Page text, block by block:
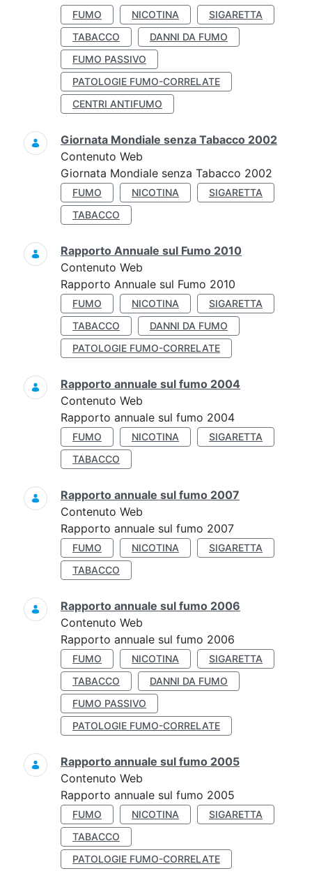
FUMO NICOTINA
SIGARETTA
TABACCO
DANNI DA FUMO
FUMO PASSIVO
PATOLOGIE FUMO-CORRELATE
CENTRI ANTIFUMO
Giornata Mondiale senza Tabacco 2002
Contenuto Web
Giornata Mondiale senza Tabacco 2002
FUMO NICOTINA
SIGARETTA
TABACCO
Rapporto Annuale sul Fumo 2010
Contenuto Web
Rapporto Annuale sul Fumo 2010
FUMO NICOTINA
SIGARETTA
TABACCO
DANNI DA FUMO
PATOLOGIE FUMO-CORRELATE
Rapporto annuale sul fumo 2004
Contenuto Web
Rapporto annuale sul fumo 2004
FUMO NICOTINA
SIGARETTA
TABACCO
Rapporto annuale sul fumo 2007
Contenuto Web
Rapporto annuale sul fumo 2007
FUMO NICOTINA
SIGARETTA
TABACCO
Rapporto annuale sul fumo 2006
Contenuto Web
Rapporto annuale sul fumo 2006
FUMO NICOTINA
SIGARETTA
TABACCO
DANNI DA FUMO
FUMO PASSIVO
PATOLOGIE FUMO-CORRELATE
Rapporto annuale sul fumo 2005
Contenuto Web
Rapporto annuale sul fumo 2005
FUMO NICOTINA
SIGARETTA
TABACCO
PATOLOGIE FUMO-CORRELATE